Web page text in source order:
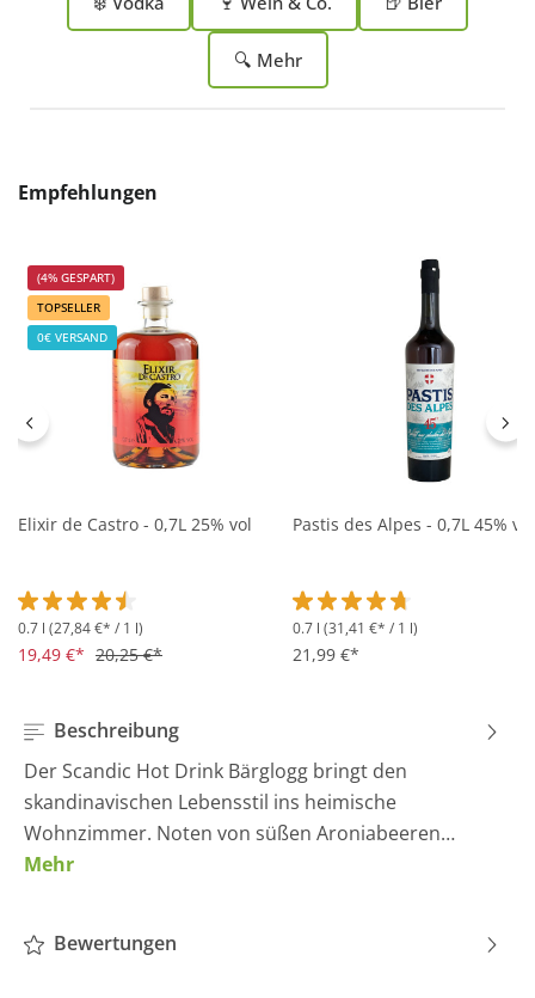
🔍 Mehr
Produktgalerie überspringen
Empfehlungen
(4% GESPART)
TOPSELLER
0€ VERSAND
Elixir de Castro - 0,7L 25% vol
Durchschnittliche Bewertung von 4.5 von 5 Sternen
0.7 l (27,84 €* / 1 l)
19,49 €* 20,25 €*
Pastis des Alpes - 0,7L 45% vol
Durchschnittliche
0.7 l (31,41 €* / 1 l)
21,99 €*
Beschreibung
Der Scandic Hot Drink Bärglogg bringt den
skandinavischen Lebensstil ins heimische
Wohnzimmer. Noten von süßen Aroniabeeren…
Mehr
Bewertungen